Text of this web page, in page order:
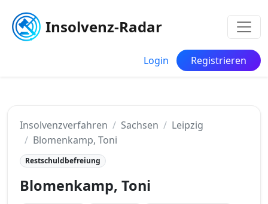
Insolvenz-Radar
Login Registrieren
Insolvenzverfahren Sachsen
Leipzig
Blomenkamp, Toni
Restschuldbefreiung
Blomenkamp, Toni